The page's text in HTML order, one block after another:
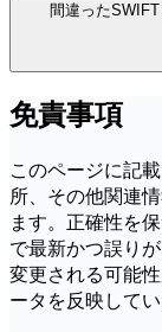
間違った
免責事項
このページに記
所、その他関連
ます。正確性を
で最新かつ誤り
変更される可能
ータを反映して